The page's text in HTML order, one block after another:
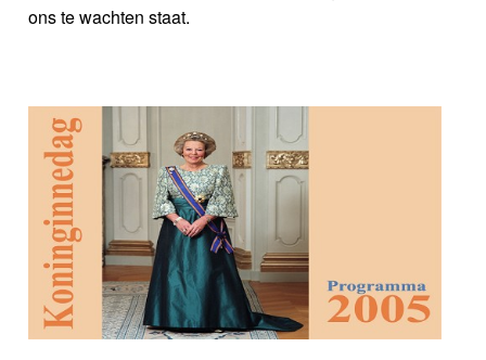
ons te wachten staat.